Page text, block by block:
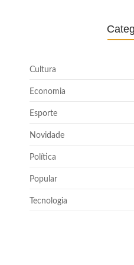
Cultura
Economia
Esporte
Novidade
Política
Popular
Tecnologia